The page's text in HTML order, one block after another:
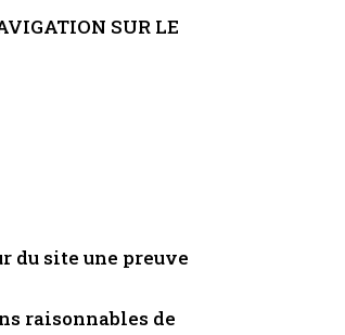
SUR LE
du site une preuve
raisonnables de